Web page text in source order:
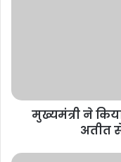
मुख्यमंत्री ने
अतीत